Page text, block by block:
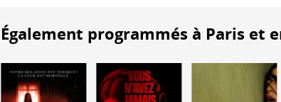
Également programmés à Paris et